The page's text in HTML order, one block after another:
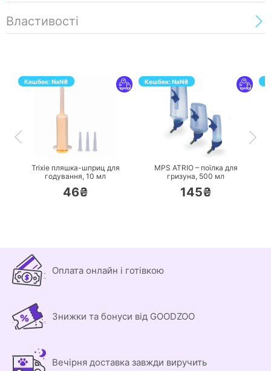
Властивості
Кешбек:NaN₴
ПЕРЕЙТИ
Trixie пляшка-шприц для
годування, 10 мл
46₴
Кешбек:NaN₴
ПЕРЕЙТИ
MPS ATRIO – поїлка для
гризуна, 500 мл
145₴
Оплата онлайн і готівкою
Знижки та бонуси від GOODZOO
Вечірня доставка завжди виручить